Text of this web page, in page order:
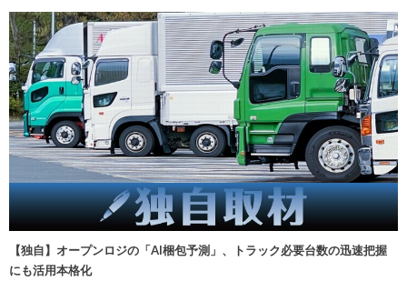
【独自】オープンロジの「AI梱包予測」、トラック必要台数の迅速把握
にも活用本格化